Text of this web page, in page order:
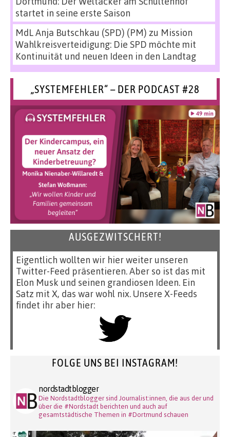
startet in seine erste Saison
MdL Anja Butschkau (SPD) (PM) zu Mission
Wahlkreisverteidigung: Die SPD möchte mit
Kontinuität und neuen Ideen in den Landtag
„SYSTEMFEHLER“ – DER PODCAST #28
AUSGEZWITSCHERT!
Eigentlich wollten wir hier weiter unseren
Twitter-Feed präsentieren. Aber so ist das mit
Elon Musk und seinen grandiosen Ideen. Ein
Satz mit X, das war wohl nix. Unsere X-Feeds
findet ihr aber hier:
FOLGE UNS BEI INSTAGRAM!
nordstadtblogger
Die Nordstadtblogger sind Journalist:innen, die aus der und
über die #Nordstadt berichten und auch auf
gesamtstädtische Themen in #Dortmund schauen